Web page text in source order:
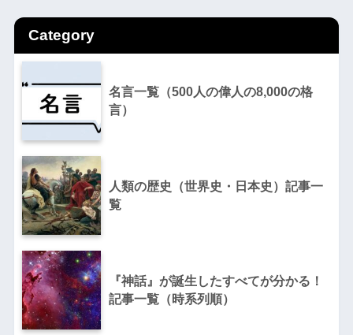
Category
名言一覧（500人の偉人の8,000の格
言）
人類の歴史（世界史・日本史）記事一
覧
『神話』が誕生したすべてが分かる！
記事一覧（時系列順）